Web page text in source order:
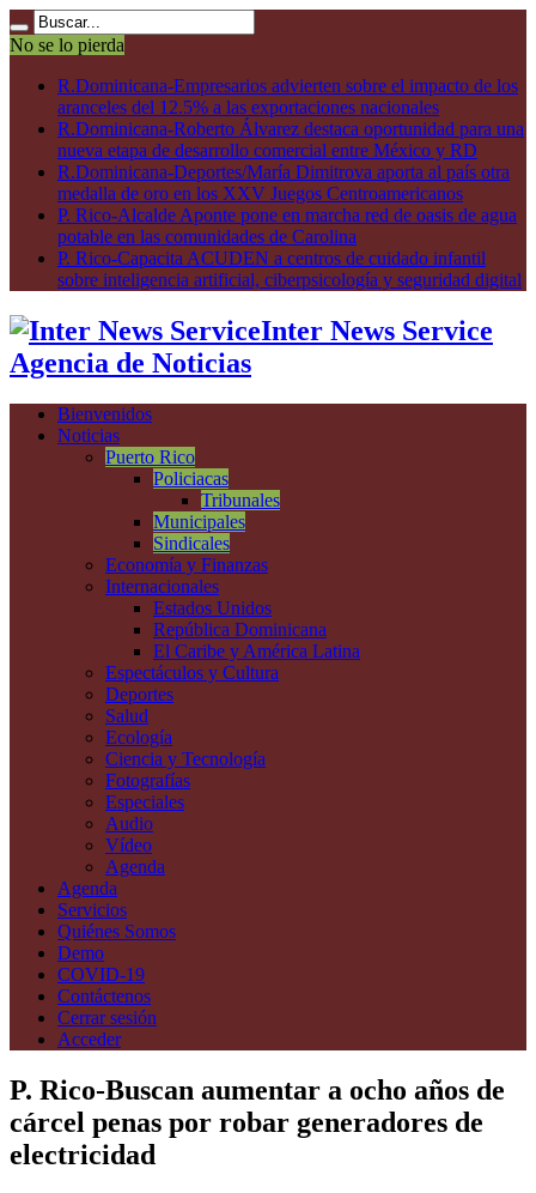
No se lo pierda
R.Dominicana-Empresarios advierten sobre el impacto de los
aranceles del 12.5% a las exportaciones nacionales
R.Dominicana-Roberto Álvarez destaca oportunidad para una
nueva etapa de desarrollo comercial entre México y RD
R.Dominicana-Deportes/María Dimitrova aporta al país otra
medalla de oro en los XXV Juegos Centroamericanos
P. Rico-Alcalde Aponte pone en marcha red de oasis de agua
potable en las comunidades de Carolina
P. Rico-Capacita ACUDEN a centros de cuidado infantil
sobre inteligencia artificial, ciberpsicología y seguridad digital
Inter News Service
Agencia de Noticias
Bienvenidos
Noticias
Puerto Rico
Policiacas
Tribunales
Municipales
Sindicales
Economía y Finanzas
Internacionales
Estados Unidos
República Dominicana
El Caribe y América Latina
Espectáculos y Cultura
Deportes
Salud
Ecología
Ciencia y Tecnología
Fotografías
Especiales
Audio
Vídeo
Agenda
Agenda
Servicios
Quiénes Somos
Demo
COVID-19
Contáctenos
Cerrar sesión
Acceder
P. Rico-Buscan aumentar a ocho años de
cárcel penas por robar generadores de
electricidad